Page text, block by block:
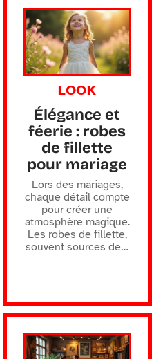
LOOK
Élégance et
féerie : robes
de fillette
pour mariage
Lors des mariages,
chaque détail compte
pour créer une
atmosphère magique.
Les robes de fillette,
souvent sources de…